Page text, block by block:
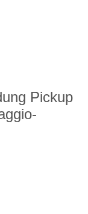
Pickup